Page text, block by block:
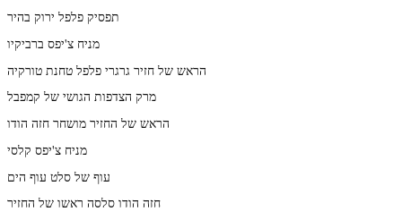
תפסיק פלפל ירוק בהיר
מניח צ'יפס ברביקיו
הראש של חזיר גרגרי פלפל טחנת טורקיה
מרק הצדפות הגושי של קמפבל
הראש של החזיר מושחר חזה הודו
מניח צ'יפס קלסי
עוף של סלט עוף הים
חזה הודו סלסה ראשו של החזיר